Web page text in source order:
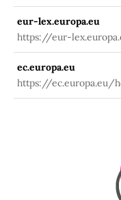
databases/cosing/
eur-lex.europa.eu
https://eur-
ec.europa.eu
https://ec.europa.eu/